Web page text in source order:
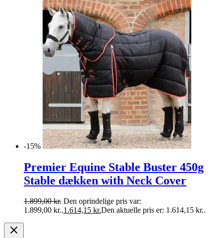
-15%
Premier Equine Stable Buster 450g
Stable dækken with Neck Cover
1.899,00kr. Den oprindelige pris var:
1.899,00 kr..1.614,15 kr.Den aktuelle pris er: 1.614,15 kr..